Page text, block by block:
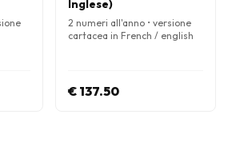
Inglese)
2 numeri all'anno • versione
cartacea in French / english
€ 137.50